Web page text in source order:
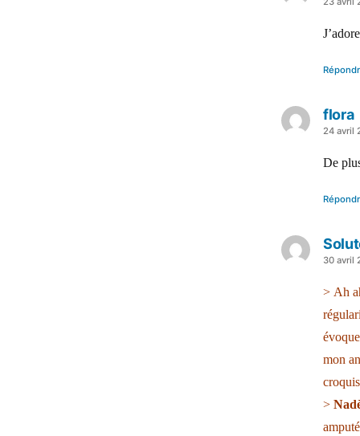
a
dit :
flora
a
dit :
24 avril
De
a
dit :
30 avril
> Ah
mon
>